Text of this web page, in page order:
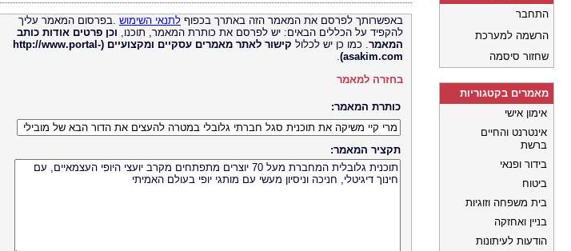
באפשרותך לפרסם את המאמר הזה באתרך בכפוף לתנאי השימוש .בפרסום המאמר עליך
להקפיד על הכללים הבאים: יש לפרסם את כותרת המאמר, תוכנו, וכן פרטים אודות כותב
המאמר. כמו כן יש לכלול קישור לאתר
מאמרים עסקיים ומקצועיים (http://www.portal-
asakim.com)
.
בחזרה למאמר
כותרת המאמר:
תקציר המאמר:
התחבר
הרשמה למערכת
שחזור סיסמה
מאמרים בקטגוריות
אימון אישי
אינטרנט והחיים
ברשת
בידור ופנאי
ביטוח
בית משפחה וזוגיות
בניין ואחזקה
הודעות לעיתונות